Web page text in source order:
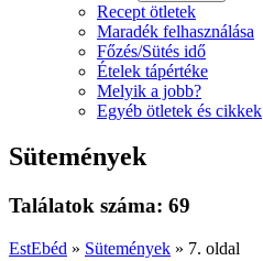
Recept ötletek
Maradék felhasználása
Főzés/Sütés idő
Ételek tápértéke
Melyik a jobb?
Egyéb ötletek és cikkek
Sütemények
Találatok száma: 69
EstEbéd » Sütemények » 7. oldal